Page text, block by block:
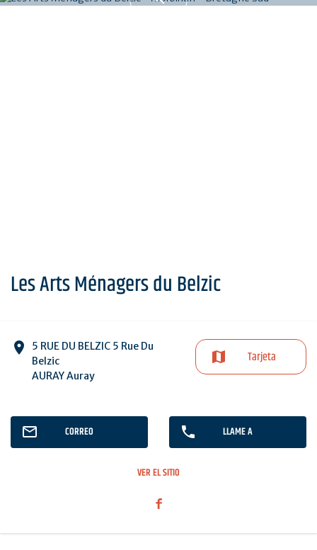
Les Arts Ménagers du Belzic
5 RUE DU BELZIC 5 Rue Du
Belzic
AURAY Auray
Tarjeta
CORREO LLAME A
VER EL SITIO